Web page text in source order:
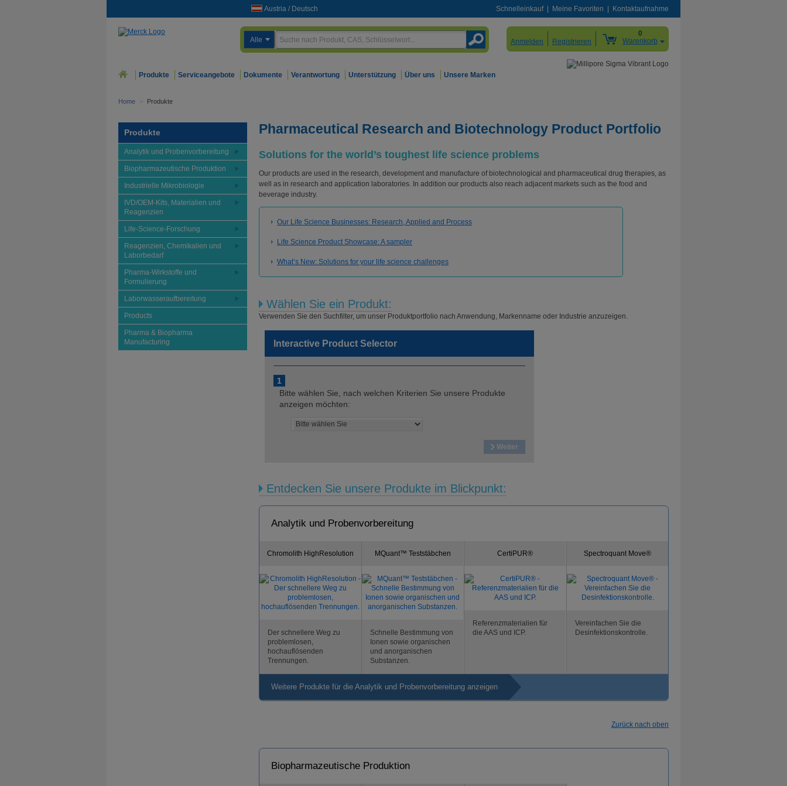
Austria / Deutsch Schnelleinkauf Meine Favoriten Kontaktaufnahme
Alle Anmelden Registrieren
0
Warenkorb
Produkte Serviceangebote Dokumente Verantwortung Unterstützung Über uns Unsere Marken
Home > Produkte
Produkte
Analytik und Probenvorbereitung
Biopharmazeutische Produktion
Industrielle Mikrobiologie
IVD/OEM-Kits, Materialien und
Reagenzien
Life-Science-Forschung
Reagenzien, Chemikalien und
Laborbedarf
Pharma-Wirkstoffe und
Formulierung
Laborwasseraufbereitung
Products
Pharma & Biopharma
Manufacturing
Pharmaceutical Research and Biotechnology Product Portfolio
Solutions for the world’s toughest life science problems
Our products are used in the research, development and manufacture of biotechnological and pharmaceutical drug therapies, as
well as in research and application laboratories. In addition our products also reach adjacent markets such as the food and
beverage industry.
Our Life Science Businesses: Research, Applied and Process
Life Science Product Showcase: A sampler
What’s New: Solutions for your life science challenges
Wählen Sie ein Produkt:
Verwenden Sie den Suchfilter, um unser Produktportfolio nach Anwendung, Markenname oder Industrie anzuzeigen.
Interactive Product Selector
1
Bitte wählen Sie, nach welchen Kriterien Sie unsere Produkte
anzeigen möchten:
Weiter
Entdecken Sie unsere Produkte im Blickpunkt:
Analytik und Probenvorbereitung
Chromolith HighResolution
Der schnellere Weg zu
problemlosen,
hochauflösenden
Trennungen.
MQuant™ Teststäbchen
Schnelle Bestimmung von
Ionen sowie organischen
und anorganischen
Substanzen.
CertiPUR®
Referenzmaterialien für
die AAS und ICP.
Spectroquant Move®
Vereinfachen Sie die
Desinfektionskontrolle.
Weitere Produkte für die Analytik und Probenvorbereitung anzeigen
Zurück nach oben
Biopharmazeutische Produktion